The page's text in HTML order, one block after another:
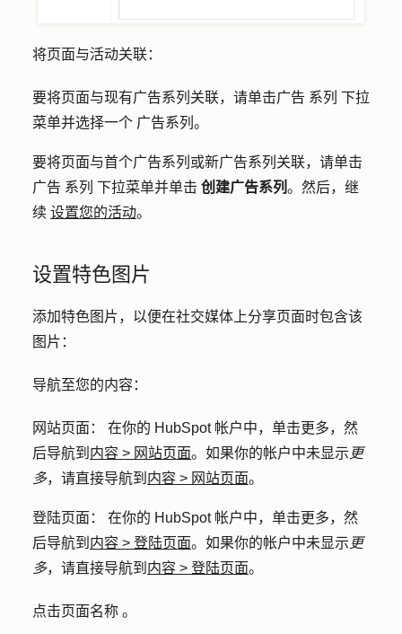
将页面与活动关联：
要将页面与现有广告系列关联，请单击广告 系列 下拉
菜单并选择一个 广告系列 。
要将页面与首个广告系列或新广告系列关联，请单击
广告 系列 下拉菜单并单击 创建广告系列。然后，继
续 设置您的活动。
设置特色图片
添加特色图片，以便在社交媒体上分享页面时包含该
图片：
导航至您的内容：
网站页面 ： 在你的 HubSpot 帐户中，单击更多，然
后导航到 内容 > 网站页面。如果你的帐户中未显示 更
多，请直接导航到 内容 > 网站页面。
登陆页面 ： 在你的 HubSpot 帐户中，单击更多，然
后导航到 内容 > 登陆页面。如果你的帐户中未显示 更
多，请直接导航到 内容 > 登陆页面。
点击页面名称 。